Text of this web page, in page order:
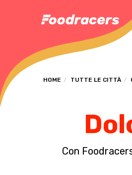
HOME TUTTE LE CITTÀ
Con